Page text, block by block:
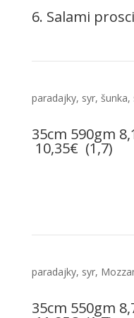
6. Salami
paradajky, syr,
35cm
10,35€ (1,7)
paradajky, syr,
35cm